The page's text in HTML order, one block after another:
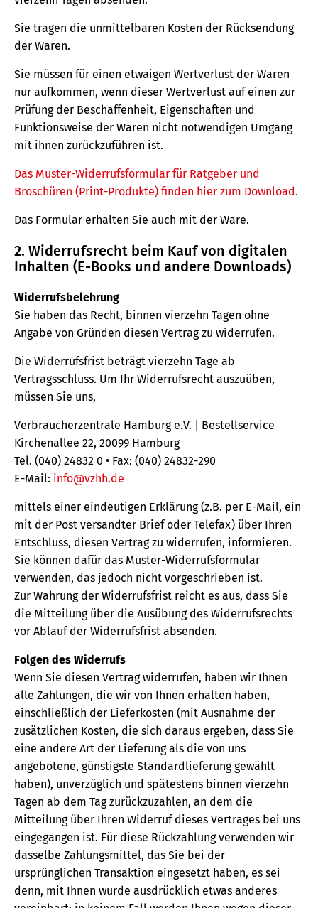
Sie tragen die unmittelbaren Kosten der Rücksendung
der Waren.
Sie müssen für einen etwaigen Wertverlust der Waren
nur aufkommen, wenn dieser Wertverlust auf einen zur
Prüfung der Beschaffenheit, Eigenschaften und
Funktionsweise der Waren nicht notwendigen Umgang
mit ihnen zurückzuführen ist.
Das Muster-Widerrufsformular für Ratgeber und
Broschüren (Print-Produkte) finden hier zum Download.
Das Formular erhalten Sie auch mit der Ware.
2. Widerrufsrecht beim Kauf von digitalen
Inhalten (E-Books und andere Downloads)
Widerrufsbelehrung
Sie haben das Recht, binnen vierzehn Tagen ohne
Angabe von Gründen diesen Vertrag zu widerrufen.
Die Widerrufsfrist beträgt vierzehn Tage ab
Vertragsschluss. Um Ihr Widerrufsrecht auszuüben,
müssen Sie uns,
Verbraucherzentrale Hamburg e.V. | Bestellservice
Kirchenallee 22, 20099 Hamburg
Tel. (040) 24832 0 • Fax: (040) 24832-290
E-Mail: info@vzhh.de
mittels einer eindeutigen Erklärung (z.B. per E-Mail, ein
mit der Post versandter Brief oder Telefax) über Ihren
Entschluss, diesen Vertrag zu widerrufen, informieren.
Sie können dafür das Muster-Widerrufsformular
verwenden, das jedoch nicht vorgeschrieben ist.
Zur Wahrung der Widerrufsfrist reicht es aus, dass Sie
die Mitteilung über die Ausübung des Widerrufsrechts
vor Ablauf der Widerrufsfrist absenden.
Folgen des Widerrufs
Wenn Sie diesen Vertrag widerrufen, haben wir Ihnen
alle Zahlungen, die wir von Ihnen erhalten haben,
einschließlich der Lieferkosten (mit Ausnahme der
zusätzlichen Kosten, die sich daraus ergeben, dass Sie
eine andere Art der Lieferung als die von uns
angebotene, günstigste Standardlieferung gewählt
haben), unverzüglich und spätestens binnen vierzehn
Tagen ab dem Tag zurückzuzahlen, an dem die
Mitteilung über Ihren Widerruf dieses Vertrages bei uns
eingegangen ist. Für diese Rückzahlung verwenden wir
dasselbe Zahlungsmittel, das Sie bei der
ursprünglichen Transaktion eingesetzt haben, es sei
denn, mit Ihnen wurde ausdrücklich etwas anderes